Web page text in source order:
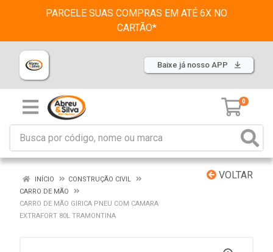
PARCELE SUAS COMPRAS EM ATÉ 6X NO
CARTÃO*
Baixe já nosso APP
0
VOLTAR
INÍCIO
CONSTRUÇÃO CIVIL
CARRO DE MÃO
CARRO DE MÃO GIRICA PNEU COM CAMARA
EXTRAFORT 80L TRAMONTINA